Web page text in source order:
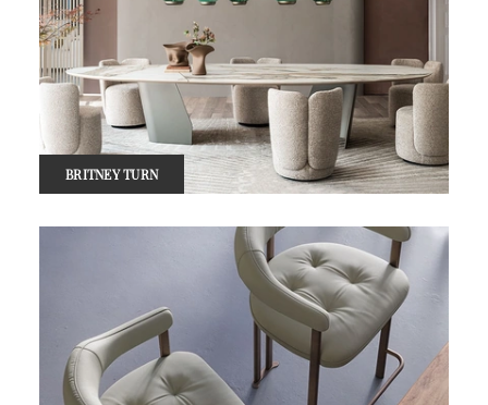
BRITNEY TURN